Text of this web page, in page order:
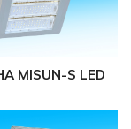
MISUN-S LED